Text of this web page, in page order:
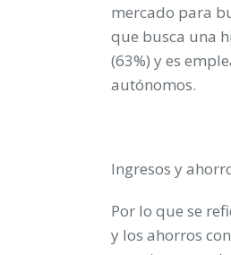
mercado para
que busca una
(63%) y es
autónomos.
Ingresos y
Por lo que se
y los ahorros